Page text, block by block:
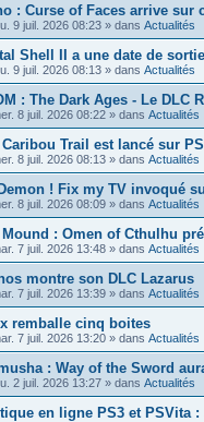
: Curse of Faces arrive sur
9 juil. 2026 08:23 » dans Actualités
Shell II a une date de sortie
9 juil. 2026 08:13 » dans Actualités
: The Dark Ages - Le DLC
8 juil. 2026 08:22 » dans Actualités
Trail est lancé sur
8 juil. 2026 08:13 » dans Actualités
! Fix my TV invoqué
8 juil. 2026 08:09 » dans Actualités
: Omen of Cthulhu
7 juil. 2026 13:48 » dans Actualités
montre son DLC Lazarus
7 juil. 2026 13:39 » dans Actualités
remballe cinq boites
7 juil. 2026 13:20 » dans Actualités
: Way of the Sword
2 juil. 2026 13:27 » dans Actualités
en ligne PS3 et PSVita